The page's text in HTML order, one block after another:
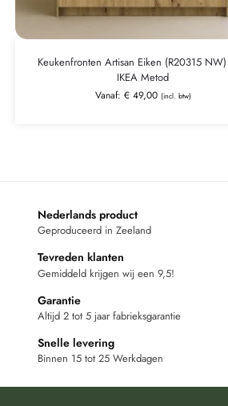
Keukenfronten Artisan Eiken (R20315
IKEA Metod
Vanaf: €49,00 (incl. btw)
Nederlands product
Geproduceerd in Zeeland
Tevreden klanten
Gemiddeld krijgen wij een 9,5!
Garantie
Altijd 2 tot 5 jaar fabrieksgarantie
Snelle levering
Binnen 15 tot 25 Werkdagen